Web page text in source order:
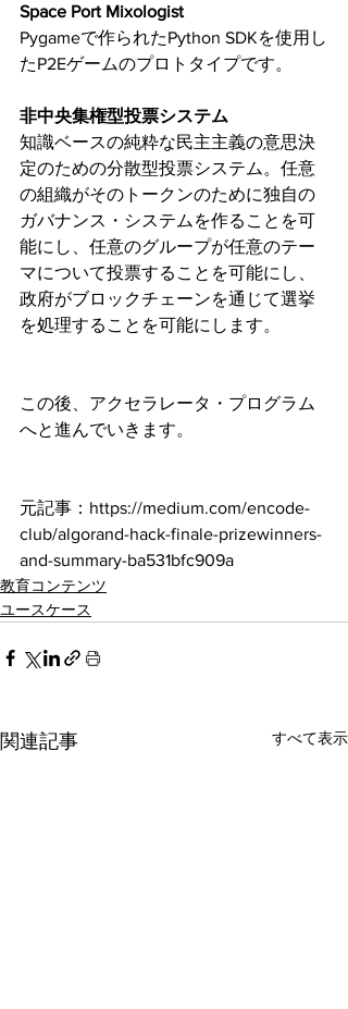
Space Port Mixologist
Pygameで作られたPython SDKを使用し
たP2Eゲームのプロトタイプです。
非中央集権型投票システム
知識ベースの純粋な民主主義の意思決
定のための分散型投票システム。任意
の組織がそのトークンのために独自の
ガバナンス・システムを作ることを可
能にし、任意のグループが任意のテー
マについて投票することを可能にし、
政府がブロックチェーンを通じて選挙
を処理することを可能にします。
この後、アクセラレータ・プログラム
へと進んでいきます。
元記事：https://medium.com/encode-
club/algorand-hack-finale-prizewinners-
and-summary-ba531bfc909a
教育コンテンツ
ユースケース
関連記事 すべて表示